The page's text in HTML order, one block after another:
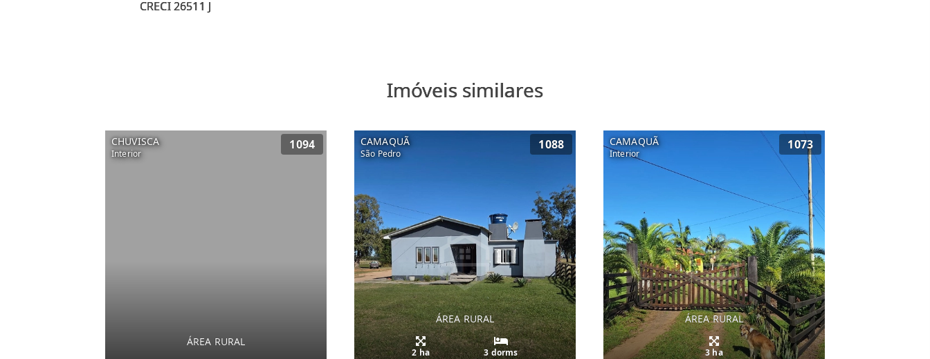
Imóveis similares
CHUVISCA
Interior
1094
ÁREA RURAL
CAMAQUÃ
São Pedro
1088
ÁREA RURAL
2 ha 3 dorms
CAMAQUÃ
Interior
1073
ÁREA RURAL
3 ha